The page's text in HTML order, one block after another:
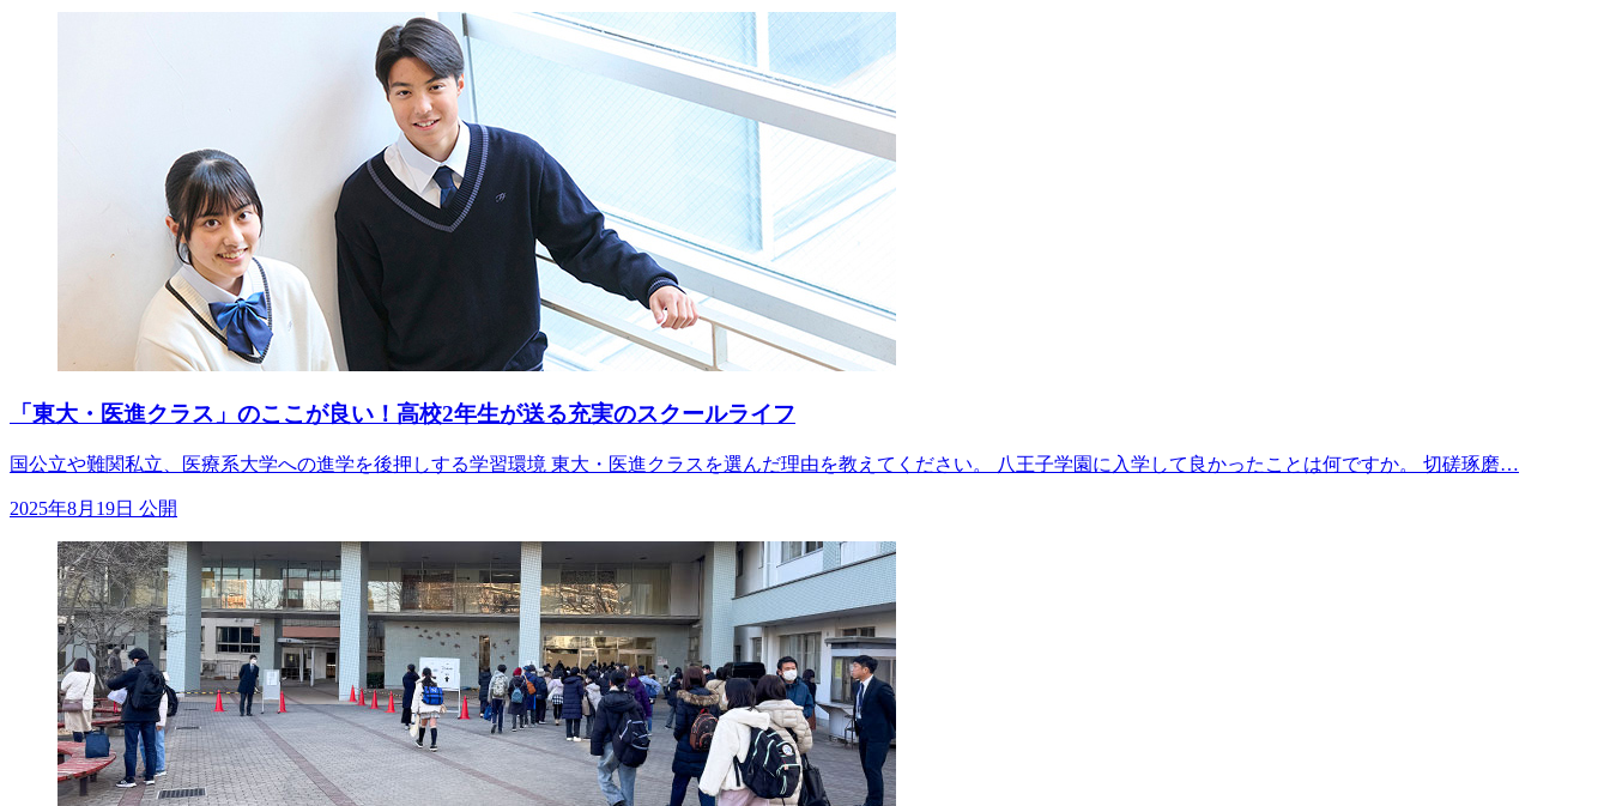
「東大・医進クラス」のここが良い！高校2年生が送る充実のスクールライフ
国公立や難関私立、医療系大学への進学を後押しする学習環境 東大・医進クラスを選んだ理由を教えてください。 八王子学園に入学して良かったことは何ですか。 切磋琢磨…
2025年8月19日 公開